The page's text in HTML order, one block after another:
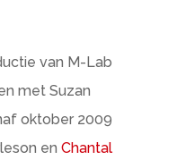
van M-Lab
met Suzan
oktober 2009
en Chantal